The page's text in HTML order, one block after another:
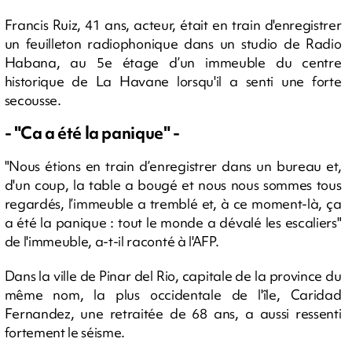
Francis Ruiz, 41 ans, acteur, était en train d'enregistrer
un feuilleton radiophonique dans un studio de Radio
Habana, au 5e étage d’un immeuble du centre
historique de La Havane lorsqu'il a senti une forte
secousse.
- "Ca a été la panique" -
"Nous étions en train d’enregistrer dans un bureau et,
d'un coup, la table a bougé et nous nous sommes tous
regardés, l’immeuble a tremblé et, à ce moment-là, ça
a été la panique : tout le monde a dévalé les escaliers"
de l'immeuble, a-t-il raconté à l'AFP.
Dans la ville de Pinar del Rio, capitale de la province du
même nom, la plus occidentale de l'île, Caridad
Fernandez, une retraitée de 68 ans, a aussi ressenti
fortement le séisme.